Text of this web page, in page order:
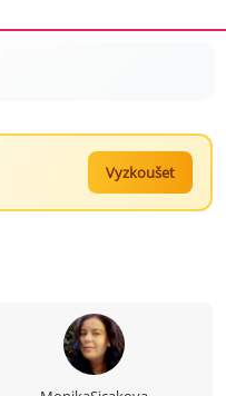
Vyzkoušet